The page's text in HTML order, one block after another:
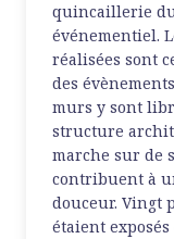
quincaillerie
événementiel.
réalisées sont
des
murs y sont
structure
marche sur de
contribuent à
douceur. Vingt
étaient